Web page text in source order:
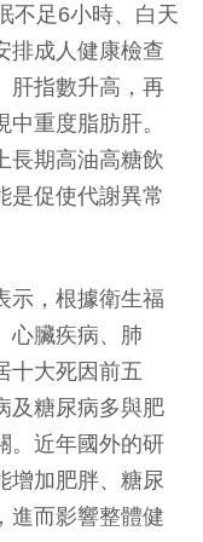
不足6小時、白天
排成人健康檢查
肝指數升高，再
重度脂肪肝。
長期高油高糖飲
是促使代謝異常
示，根據衛生福
心臟疾病、肺
十大死因前五
及糖尿病多與肥
。近年國外的研
增加肥胖、糖尿
進而影響整體健